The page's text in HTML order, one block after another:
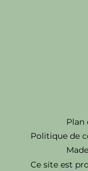
Plan
Politique de
Ce site est